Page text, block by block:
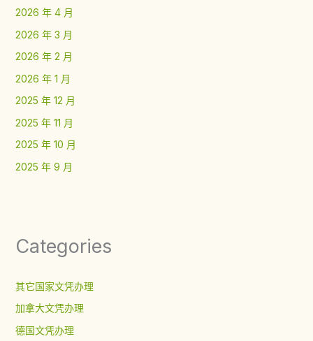
2026 年 4 月
2026 年 3 月
2026 年 2 月
2026 年 1 月
2025 年 12 月
2025 年 11 月
2025 年 10 月
2025 年 9 月
Categories
其它国家文凭办理
加拿大文凭办理
德国文凭办理